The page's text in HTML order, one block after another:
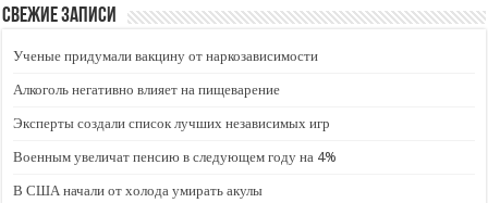
Свежие записи
Ученые придумали вакцину от наркозависимости
Алкоголь негативно влияет на пищеварение
Эксперты создали список лучших независимых игр
Военным увеличат пенсию в следующем году на 4%
В США начали от холода умирать акулы